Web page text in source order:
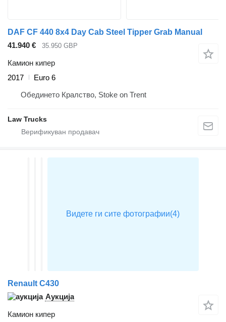
DAF CF 440 8x4 Day Cab Steel Tipper Grab Manual
41.940 €
35.950 GBP
Камион кипер
2017
Euro 6
Обединето Кралство, Stoke on Trent
Law Trucks
Renault C430
Аукција
Камион кипер